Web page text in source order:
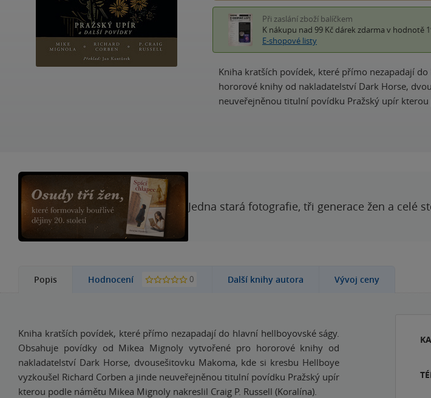
Při zaslání zboží balíčkem
K nákupu nad 99 Kč dárek zdarma v hodnotě
E-shopové listy
Kniha kratších povídek, které přímo nezapadají
hororové knihy od nakladatelství Dark Horse,
neuveřejněnou titulní povídku Pražský upír
Jedna stará fotografie, tři generace žen a celé
Popis Hodnocení 0 Další knihy autora Vývoj ceny
Kniha kratších povídek, které přímo nezapadají do hlavní hellboyovské ságy.
Obsahuje povídky od Mikea Mignoly vytvořené pro hororové knihy od
nakladatelství Dark Horse, dvousešitovku Makoma, kde si kresbu Hellboye
vyzkoušel Richard Corben a jinde neuveřejněnou titulní povídku Pražský upír
kterou podle námětu Mikea Mignoly nakreslil Craig P. Russell (Koralína).